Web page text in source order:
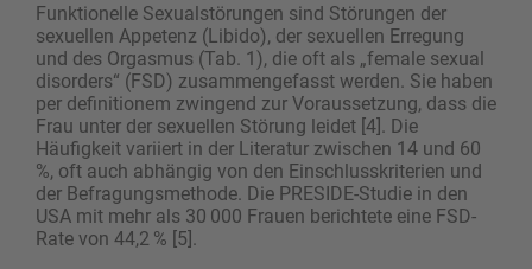
Funktionelle Sexualstörungen sind Störungen der
sexuellen Appetenz (Libido), der sexuellen Erregung
und des Orgasmus (Tab. 1), die oft als „female sexual
disorders“ (FSD) zusammengefasst werden. Sie haben
per definitionem zwingend zur Voraussetzung, dass die
Frau unter der sexuellen Störung leidet [4]. Die
Häufigkeit variiert in der Literatur zwischen 14 und 60
%, oft auch abhängig von den Einschlusskriterien und
der Befragungsmethode. Die PRESIDE-Studie in den
USA mit mehr als 30 000 Frauen berichtete eine FSD-
Rate von 44,2 % [5].